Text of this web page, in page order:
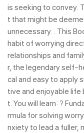
is seeking to convey.
t that might be
unnecessary. . This
habit of worrying
relationships and
r, the legendary self-
cal and easy to apply
tive and enjoyable
t. You will learn: ?
rmula for solving
nxiety to lead a fuller,